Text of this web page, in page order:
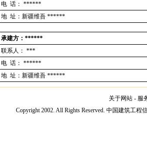
电 话： ******
地 址：新疆维吾 ******
承建方：******
联系人： ***
电 话： ******
地 址：新疆维吾 ******
关于网站 - 服
Copyright 2002. All Rights Reserved. 中国建筑工